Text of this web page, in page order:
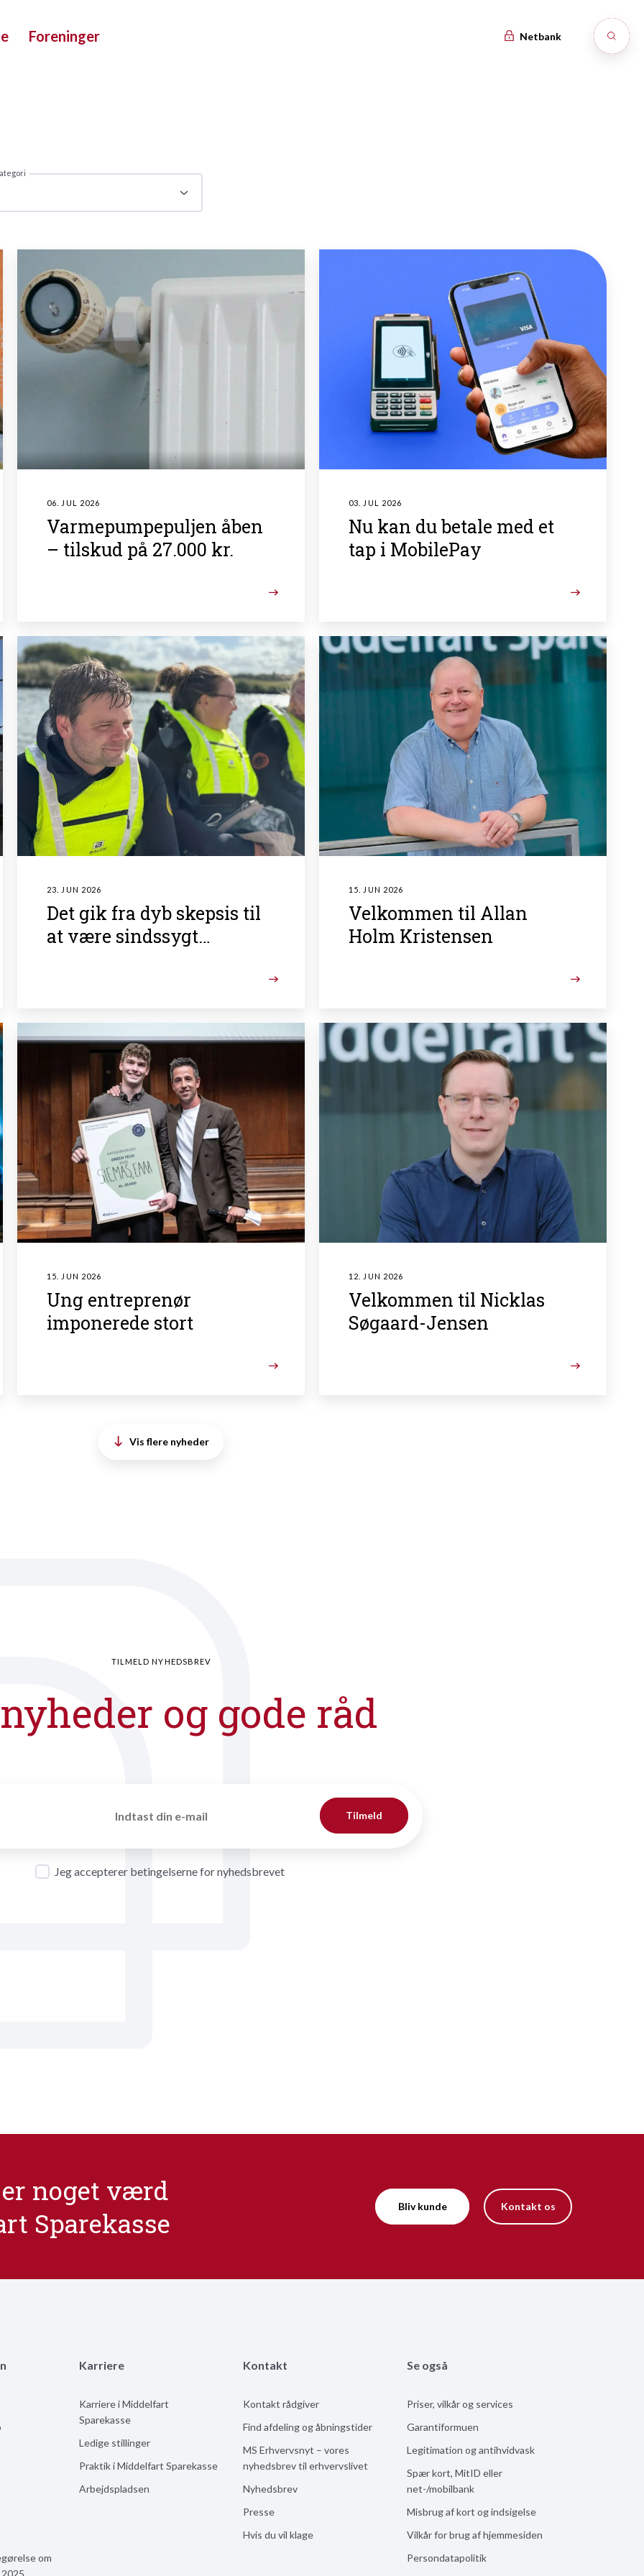
Foreninger Netbank
06. JUL 2026
Varmepumpepuljen åben
– tilskud på 27.000 kr.
03. JUL 2026
Nu kan du betale med et
tap i MobilePay
23. JUN 2026
Det gik fra dyb skepsis til
at være sindssygt
15. JUN 2026
Velkommen til Allan
Holm Kristensen
15. JUN 2026
Ung entreprenør
imponerede stort
12. JUN 2026
Velkommen til Nicklas
Søgaard-Jensen
Vis flere nyheder
TILMELD NYHEDSBREV
og gode råd
Jeg accepterer betingelserne for nyhedsbrevet
Tilmeld
noget værd
Sparekasse
Bliv kunde Kontakt os
om
Karriere
Karriere i Middelfart
Sparekasse
Ledige stillinger
Praktik i Middelfart Sparekasse
Arbejdspladsen
Kontakt
Kontakt rådgiver
Find afdeling og åbningstider
MS Erhvervsnyt – vores
nyhedsbrev til erhvervslivet
Nyhedsbrev
Presse
Hvis du vil klage
Se også
Priser, vilkår og services
Garantiformuen
Legitimation og antihvidvask
Spær kort, MitID eller
net-/mobilbank
Misbrug af kort og indsigelse
Vilkår for brug af hjemmesiden
Persondatapolitik